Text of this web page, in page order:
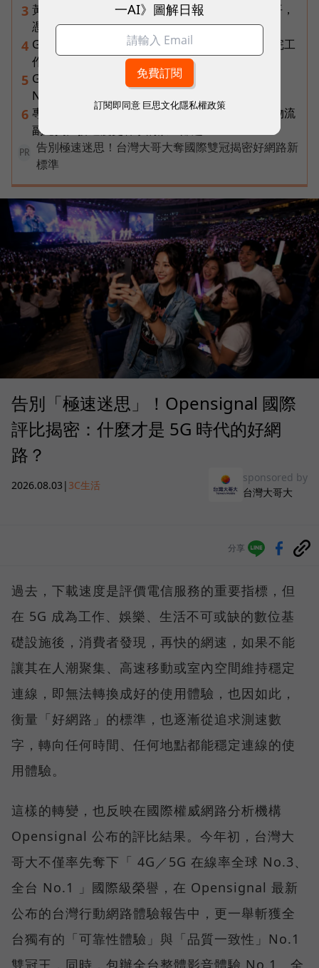
3 黃仁勳兆元宴永遠站最後一排！最低調的二代鄭平，
憑什麼讓台達電被市場重新定價？
4 Gemini Spark完整教學｜幫你讀Gmail、自動跑完工
作流程，3個超實用情境一次看
5 Gemini完整教學地圖！37篇實測整理，
Notebooks、Spark、提示詞架構全打包
6 專訪｜進貨沒變快，momo為何仍導入機器人？物流
副總揭比拚速度更棘手的缺工難題
PR
告別極速迷思！台灣大哥大奪國際雙冠揭密好網路新
標準
告別「極速迷思」！Opensignal 國際
評比揭密：什麼才是 5G 時代的好網
路？
2026.08.03 | 3C生活
sponsored by
台灣大哥大
分享
過去，下載速度是評價電信服務的重要指標，但
在 5G 成為工作、娛樂、生活不可或缺的數位基
礎設施後，消費者發現，再快的網速，如果不能
讓其在人潮聚集、高速移動或室內空間維持穩定
連線，即無法轉換成好的使用體驗，也因如此，
衡量「好網路」的標準，也逐漸從追求測速數
字，轉向任何時間、任何地點都能穩定連線的使
用體驗。
這樣的轉變，也反映在國際權威網路分析機構
Opensignal 公布的評比結果。今年初，台灣大
哥大不僅率先奪下「 4G／5G 在線率全球 No.3、
全台 No.1 」國際級榮譽，在 Opensignal 最新
公布的台灣行動網路體驗報告中，更一舉斬獲全
台獨有的「可靠性體驗」與「品質一致性」No.1
一AI》圖解日報
訂閱即同意 巨思文化隱私權政策